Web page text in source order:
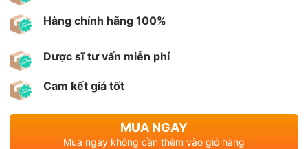
Hàng chính hãng 100%
Dược sĩ tư vấn miễn phí
Cam kết giá tốt
MUA NGAY
Mua ngay không cần thêm vào giỏ hàng